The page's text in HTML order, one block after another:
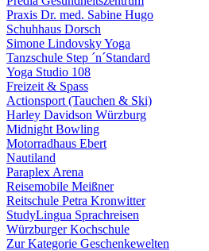
Praxis Dr. med. Sabine Hugo
Schuhhaus Dorsch
Simone Lindovsky Yoga
Tanzschule Step ´n´Standard
Yoga Studio 108
Freizeit & Spass
Actionsport (Tauchen & Ski)
Harley Davidson Würzburg
Midnight Bowling
Motorradhaus Ebert
Nautiland
Paraplex Arena
Reisemobile Meißner
Reitschule Petra Kronwitter
StudyLingua Sprachreisen
Würzburger Kochschule
Zur Kategorie Geschenkewelten